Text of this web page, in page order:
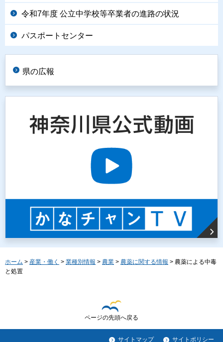
令和7年度 公立中学校等卒業者の進路の状況
パスポートセンター
県の広報
ホーム > 産業・働く > 業種別情報 > 農業 > 農薬に関する情報 > 農薬による中毒
と処置
ページの先頭へ戻る
サイトマップ サイトポリシー